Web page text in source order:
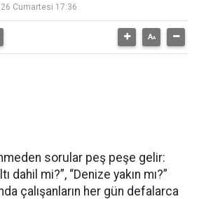
Cumartesi 17:36
sorular peş peşe gelir:
dahil mi?”, “Denize yakın mı?”
çalışanların her gün defalarca